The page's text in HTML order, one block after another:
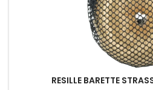
RESILLE BARETTE